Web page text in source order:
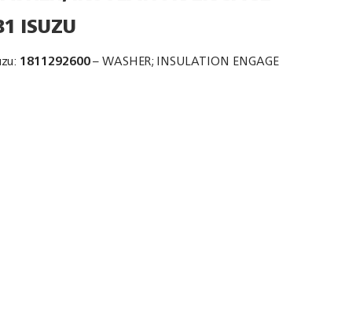
ISUZU
1811292600– WASHER; INSULATION ENGAGE